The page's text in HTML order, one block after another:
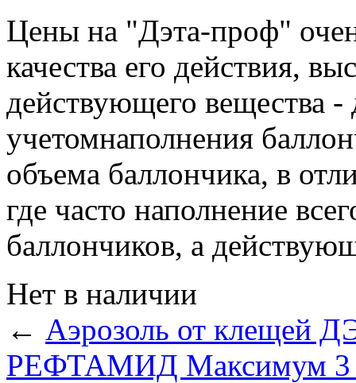
Цены на "Дэта-проф"
качества его действия,
действующего вещества -
учетомнаполнения
объема баллончика, в
где часто наполнение
баллончиков, а
Нет в наличии
← Аэрозоль от клещей
РЕФТАМИД Максимум 3